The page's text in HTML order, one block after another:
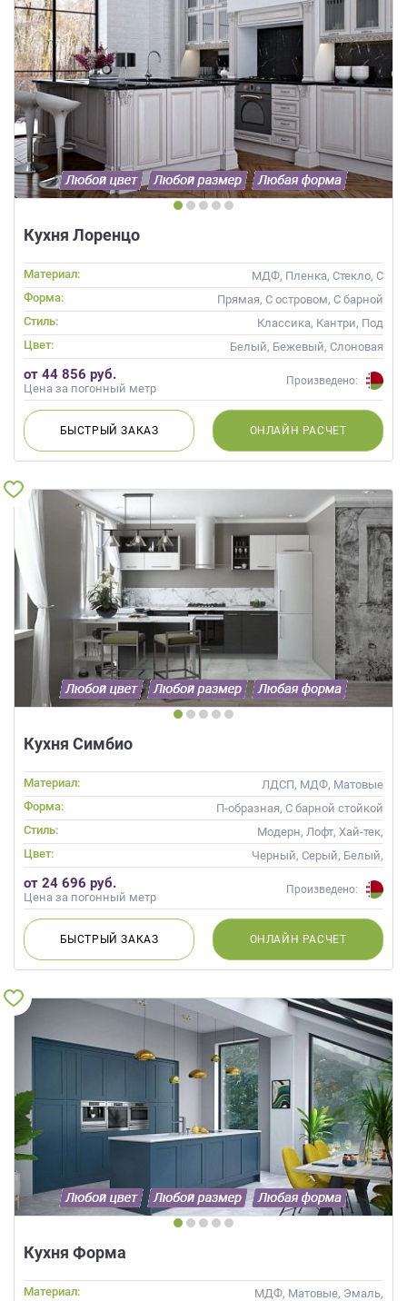
Кухня Лоренцо
Материал:
МДФ, Пленка, Стекло, С
патиной
Форма:
Прямая, С островом, С барной
стойкой
Стиль:
Классика, Кантри, Под
старину, Прованс
Цвет:
Белый, Бежевый, Слоновая
кость, Кремовый
от 44 856 руб.
Цена за погонный метр
Произведено:
БЫСТРЫЙЗАКАЗ ОНЛАЙН РАСЧЕТ
Кухня Симбио
Материал:
ЛДСП, МДФ, Матовые
Форма:
П-образная, С барной стойкой
Стиль:
Модерн, Лофт, Хай-тек,
Современные
Цвет:
Черный, Серый, Белый,
Слоновая кость, Кремовый
от 24 696 руб.
Цена за погонный метр
Произведено:
БЫСТРЫЙЗАКАЗ ОНЛАЙН РАСЧЕТ
Кухня Форма
Материал:
МДФ, Матовые, Эмаль,